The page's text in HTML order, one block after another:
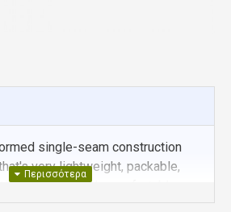
single-seam construction
very lightweight, packable,
and extremely comfortable.